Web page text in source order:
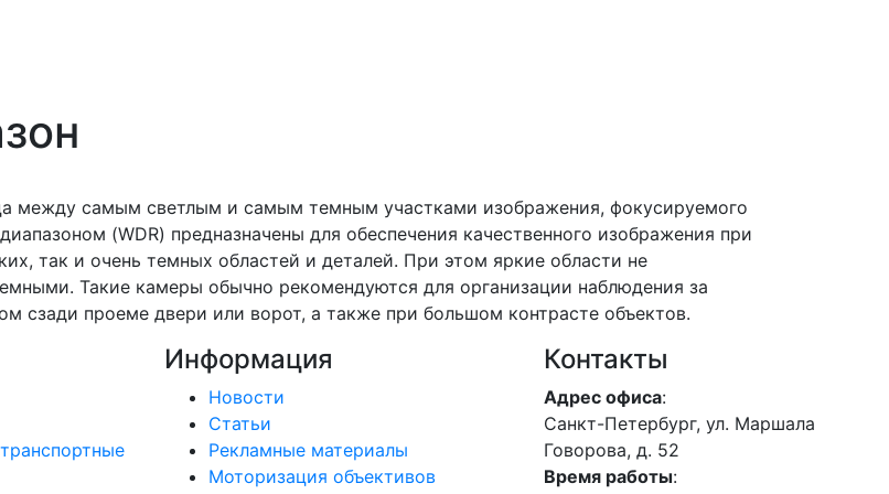
между самым светлым и самым темным участками изображения, фокусируемого
(WDR) предназначены для обеспечения качественного изображения при
так и очень темных областей и деталей. При этом яркие области не
Такие камеры обычно рекомендуются для организации наблюдения за
сзади проеме двери или ворот, а также при большом контрасте объектов.
Информация
Новости
Статьи
Рекламные материалы
Моторизация объективов
Контакты
Адрес офиса:
Санкт-Петербург, ул. Маршала
Говорова, д. 52
Время работы: